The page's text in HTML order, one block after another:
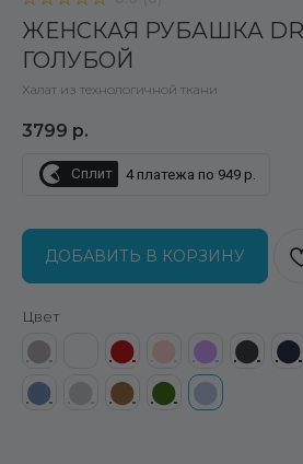
ЖЕНСКАЯ РУБАШКА
ГОЛУБОЙ
Халат из технологичной ткани
3799 р.
Сплит 4 платежа по 949 р.
Цвет
⬤ ⬤ ⬤ ⬤ ⬤
⬤
⬤ ⬤ ⬤
ДОБАВИТЬ В КОРЗИНУ